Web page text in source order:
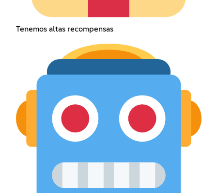
Tenemos altas recompensas